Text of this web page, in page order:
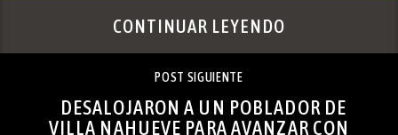
CONTINUAR LEYENDO
POST SIGUIENTE
DESALOJARON A UN POBLADOR DE
VILLA NAHUEVE PARA AVANZAR CON